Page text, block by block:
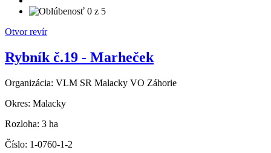
Otvor revír
Rybník č.19 - Marheček
Organizácia: VLM SR Malacky VO Záhorie
Okres: Malacky
Rozloha: 3 ha
Číslo: 1-0760-1-2